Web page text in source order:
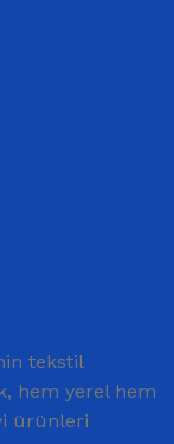
tekstil
hem yerel hem
ürünleri